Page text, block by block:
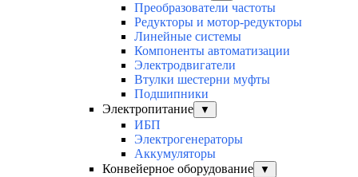
Преобразователи частоты
Редукторы и мотор-редукторы
Линейные системы
Компоненты автоматизации
Электродвигатели
Втулки шестерни муфты
Подшипники
Электропитание
▼
ИБП
Электрогенераторы
Аккумуляторы
Конвейерное оборудование
▼